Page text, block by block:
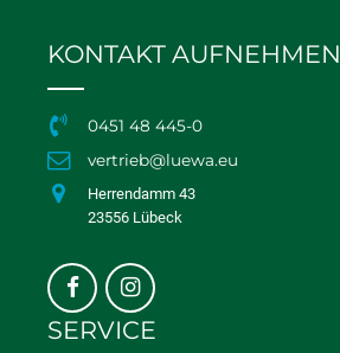
KONTAKT AUFNEHMEN
0451 48 445-0
vertrieb@luewa.eu
Herrendamm 43
23556 Lübeck
SERVICE